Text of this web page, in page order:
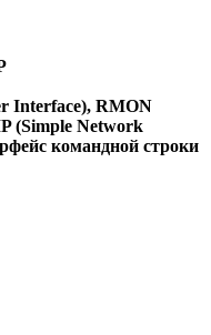
Interface), RMON
(Simple Network
командной строки